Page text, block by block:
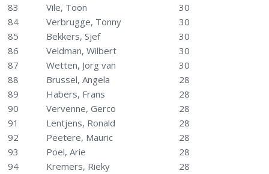
83
Vile, Toon
30
84
Verbrugge, Tonny
30
85
Bekkers, Sjef
30
86
Veldman, Wilbert
30
87
Wetten, Jorg van
30
88
Brussel, Angela
28
89
Habers, Frans
28
90
Vervenne, Gerco
28
91
Lentjens, Ronald
28
92
Peetere, Mauric
28
93
Poel, Arie
28
94
Kremers, Rieky
28